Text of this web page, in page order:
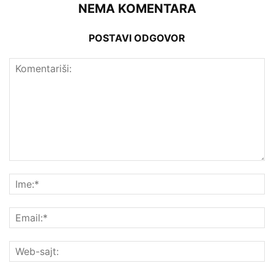
NEMA KOMENTARA
POSTAVI ODGOVOR